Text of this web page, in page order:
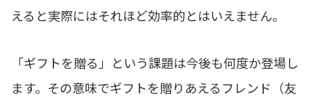
えると実際にはそれほど効率的とはいえません。
「ギフトを贈る」という課題は今後も何度か登場し
ます。その意味でギフトを贈りあえるフレンド（友